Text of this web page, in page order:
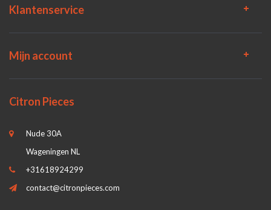
Klantenservice
Mijn account
Citron Pieces
Nude 30A
Wageningen NL
+31618924299
contact@citronpieces.com